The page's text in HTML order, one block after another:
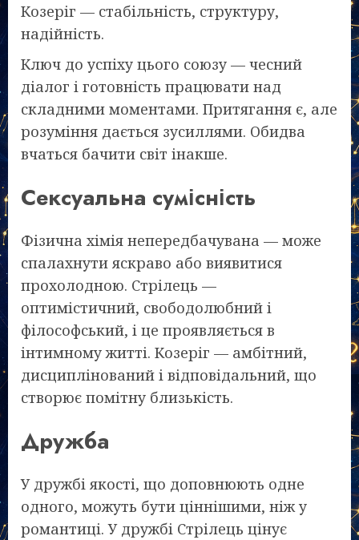
Козеріг — стабільність, структуру,
надійність.
Ключ до успіху цього союзу — чесний
діалог і готовність працювати над
складними моментами. Притягання є, але
розуміння дається зусиллями. Обидва
вчаться бачити світ інакше.
Сексуальна сумісність
Фізична хімія непередбачувана — може
спалахнути яскраво або виявитися
прохолодною. Стрілець —
оптимістичний, свободолюбний і
філософський, і це проявляється в
інтимному житті. Козеріг — амбітний,
дисциплінований і відповідальний, що
створює помітну близькість.
Дружба
У дружбі якості, що доповнюють одне
одного, можуть бути ціннішими, ніж у
романтиці. У дружбі Стрілець цінує